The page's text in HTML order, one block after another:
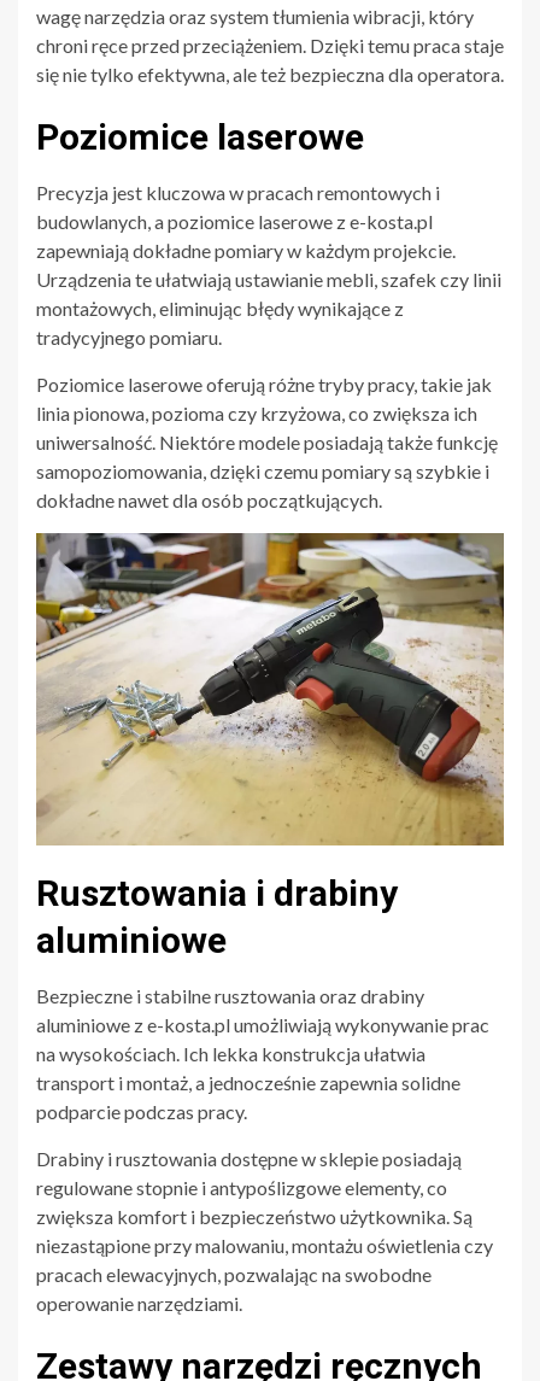
wagę narzędzia oraz system tłumienia wibracji, który
chroni ręce przed przeciążeniem. Dzięki temu praca staje
się nie tylko efektywna, ale też bezpieczna dla operatora.
Poziomice laserowe
Precyzja jest kluczowa w pracach remontowych i
budowlanych, a poziomice laserowe z e-kosta.pl
zapewniają dokładne pomiary w każdym projekcie.
Urządzenia te ułatwiają ustawianie mebli, szafek czy linii
montażowych, eliminując błędy wynikające z
tradycyjnego pomiaru.
Poziomice laserowe oferują różne tryby pracy, takie jak
linia pionowa, pozioma czy krzyżowa, co zwiększa ich
uniwersalność. Niektóre modele posiadają także funkcję
samopoziomowania, dzięki czemu pomiary są szybkie i
dokładne nawet dla osób początkujących.
Rusztowania i drabiny
aluminiowe
Bezpieczne i stabilne rusztowania oraz drabiny
aluminiowe z e-kosta.pl umożliwiają wykonywanie prac
na wysokościach. Ich lekka konstrukcja ułatwia
transport i montaż, a jednocześnie zapewnia solidne
podparcie podczas pracy.
Drabiny i rusztowania dostępne w sklepie posiadają
regulowane stopnie i antypoślizgowe elementy, co
zwiększa komfort i bezpieczeństwo użytkownika. Są
niezastąpione przy malowaniu, montażu oświetlenia czy
pracach elewacyjnych, pozwalając na swobodne
operowanie narzędziami.
Zestawy narzędzi ręcznych